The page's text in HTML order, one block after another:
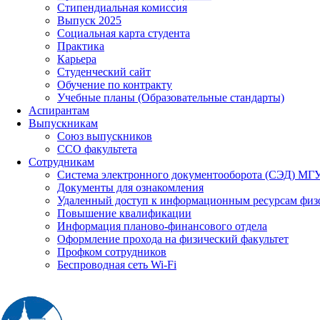
Стипендиальная комиссия
Выпуск 2025
Социальная карта студента
Практика
Карьера
Студенческий сайт
Обучение по контракту
Учебные планы (Образовательные стандарты)
Аспирантам
Выпускникам
Союз выпускников
ССО факультета
Сотрудникам
Система электронного документооборота (СЭД)
Документы для ознакомления
Удаленный доступ к информационным ресурсам
Повышение квалификации
Информация планово-финансового отдела
Оформление прохода на физический факультет
Профком сотрудников
Беспроводная сеть Wi-Fi